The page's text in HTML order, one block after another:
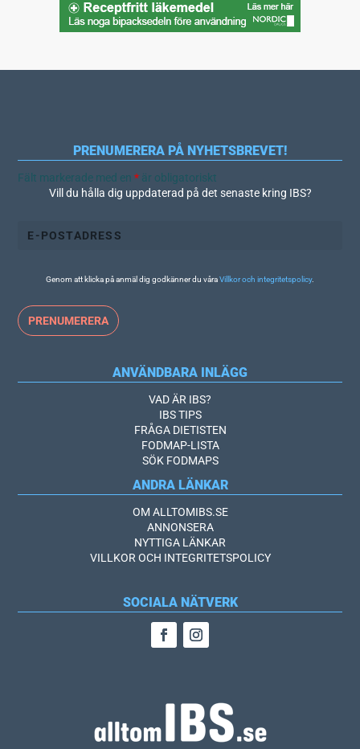
PRENUMERERA PÅ NYHETSBREVET!
Fält markerade med en* är obligatoriskt
Vill du hålla dig uppdaterad på det senaste kring IBS?
Genom att klicka på anmäl dig godkänner du våraVillkor och integritetspolicy.
ANVÄNDBARA INLÄGG
VAD ÄR IBS?
IBS TIPS
FRÅGA DIETISTEN
FODMAP-LISTA
SÖK FODMAPS
ANDRA LÄNKAR
OM ALLTOMIBS.SE
ANNONSERA
NYTTIGA LÄNKAR
VILLKOR OCH INTEGRITETSPOLICY
SOCIALA NÄTVERK